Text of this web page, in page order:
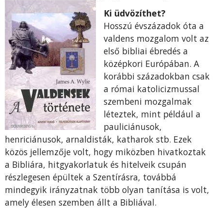
Ki üdvözíthet?
Hosszú évszázadok óta a
valdens mozgalom volt az
első bibliai ébredés a
középkori Európában. A
korábbi századokban csak
a római katolicizmussal
szembeni mozgalmak
léteztek, mint például a
pauliciánusok,
henriciánusok, arnaldisták, katharok stb. Ezek
közös jellemzője volt, hogy miközben hivatkoztak
a Bibliára, hitgyakorlatuk és hitelveik csupán
részlegesen épültek a Szentírásra, továbbá
mindegyik irányzatnak több olyan tanítása is volt,
amely élesen szemben állt a Bibliával.